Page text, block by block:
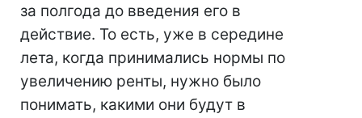
за полгода до введения его в
действие. То есть, уже в середине
лета, когда принимались нормы по
увеличению ренты, нужно было
понимать, какими они будут в